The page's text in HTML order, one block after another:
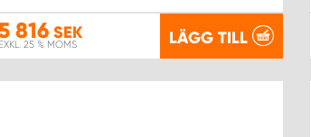
816SEK
EXKL. 25 % MOMS LÄGG TILL